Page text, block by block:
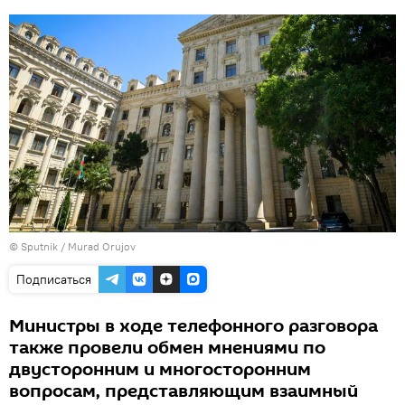
© Sputnik / Murad Orujov
Подписаться
Министры в ходе телефонного разговора
также провели обмен мнениями по
двусторонним и многосторонним
вопросам, представляющим взаимный